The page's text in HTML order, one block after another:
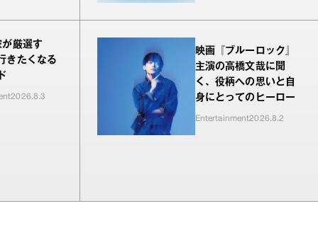
厳選す
きたくなる
2026.8.3
映画『ブルーロック』
主演の高橋文哉に聞
く、役柄への思いと自
身にとってのヒーロー
Entertainment2026.8.2